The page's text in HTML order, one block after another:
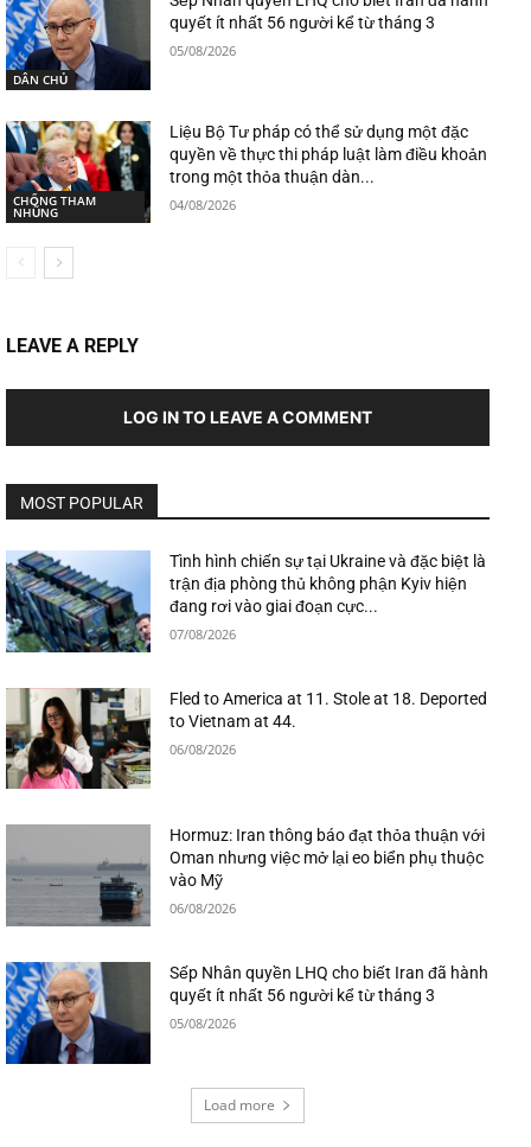
DÂN CHỦ
quyết ít nhất 56 người kể từ tháng 3
05/08/2026
CHỐNG THAM
NHŨNG
Liệu Bộ Tư pháp có thể sử dụng một đặc
quyền về thực thi pháp luật làm điều khoản
trong một thỏa thuận dàn...
04/08/2026
LEAVE A REPLY
LOG IN TO LEAVE A COMMENT
MOST POPULAR
Tình hình chiến sự tại Ukraine và đặc biệt là
trận địa phòng thủ không phận Kyiv hiện
đang rơi vào giai đoạn cực...
07/08/2026
Fled to America at 11. Stole at 18. Deported
to Vietnam at 44.
06/08/2026
Hormuz: Iran thông báo đạt thỏa thuận với
Oman nhưng việc mở lại eo biển phụ thuộc
vào Mỹ
06/08/2026
Sếp Nhân quyền LHQ cho biết Iran đã hành
quyết ít nhất 56 người kể từ tháng 3
05/08/2026
Load more